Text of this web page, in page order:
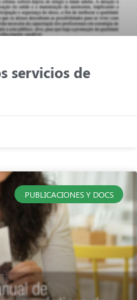
servicios de
PUBLICACIONES Y DOCS